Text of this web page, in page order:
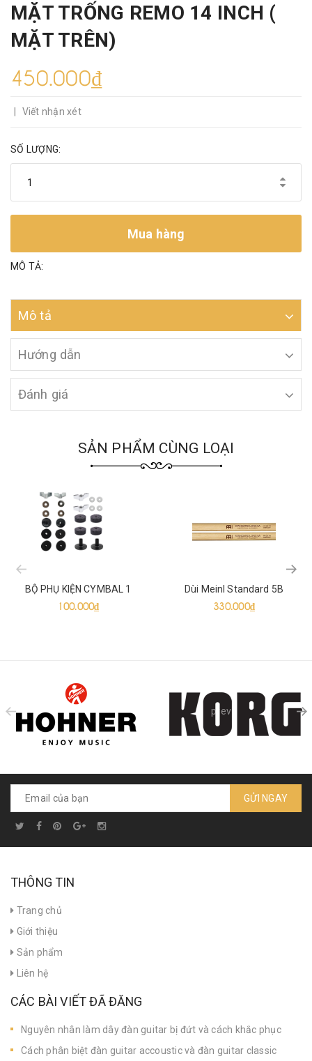
MẶT TRỐNG REMO 14 INCH (
MẶT TRÊN)
450.000₫
Viết nhận xét
SỐ LƯỢNG:
Mua hàng
MÔ TẢ:
Mô tả
Hướng dẫn
Đánh giá
SẢN PHẨM CÙNG LOẠI
BỘ PHỤ KIỆN CYMBAL 1
100.000₫
Dùi Meinl Standard 5B
330.000₫
prev
GỬI NGAY
THÔNG TIN
Trang chủ
Giới thiệu
Sản phẩm
Liên hệ
CÁC BÀI VIẾT ĐÃ ĐĂNG
Nguyên nhân làm dây đàn guitar bị đứt và cách khắc phục
Cách phân biệt đàn guitar accoustic và đàn guitar classic